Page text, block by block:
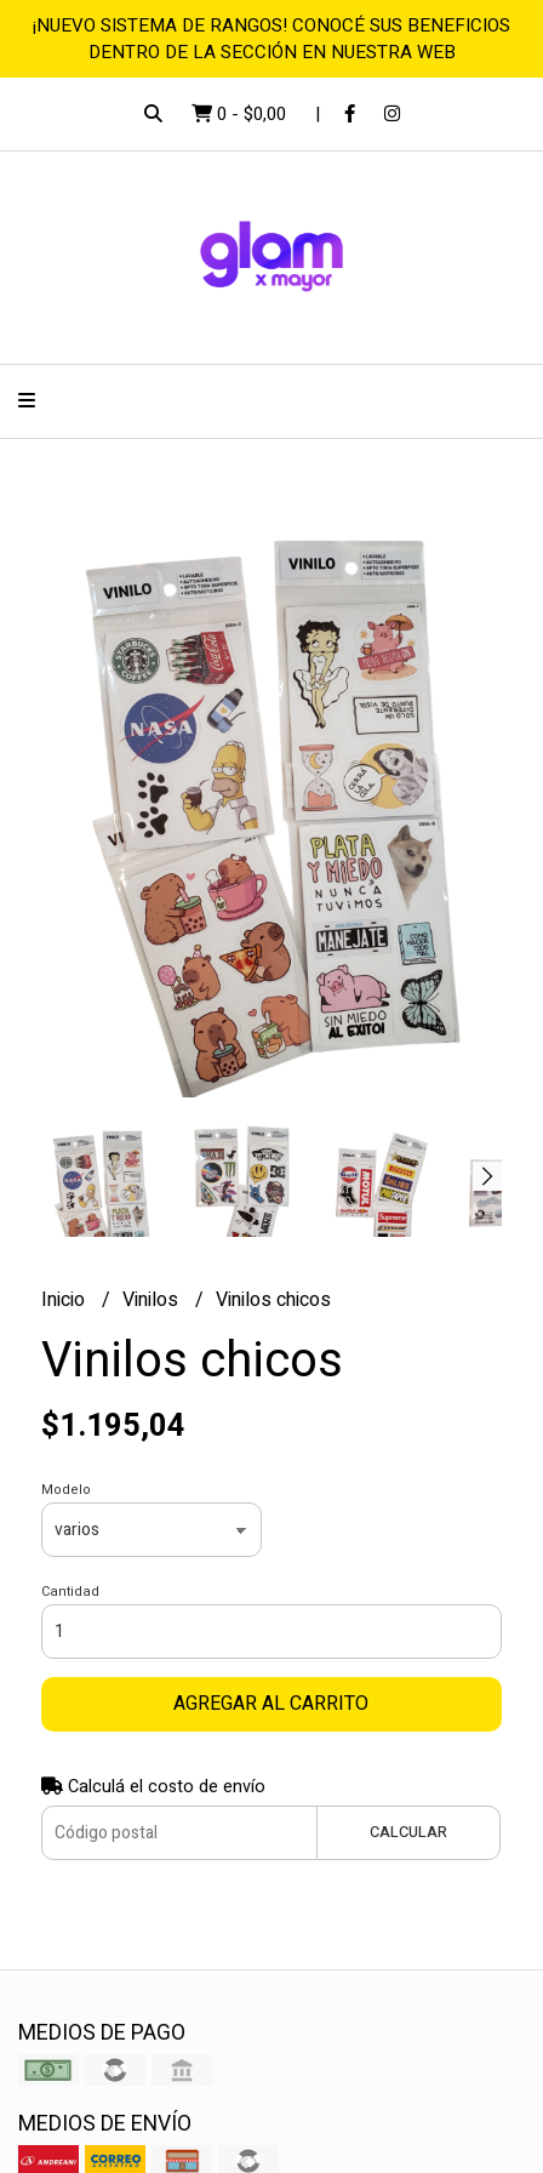
¡NUEVO SISTEMA DE RANGOS! CONOCÉ SUS BENEFICIOS
DENTRO DE LA SECCIÓN EN NUESTRA WEB
0 - $0,00
Inicio Vinilos Vinilos chicos
Vinilos chicos
$1.195,04
Modelo
Cantidad
AGREGAR AL CARRITO
Calculá el costo de envío
CALCULAR
MEDIOS DE PAGO
MEDIOS DE ENVÍO